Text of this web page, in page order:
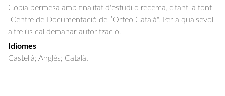
Còpia permesa amb finalitat d'estudi o recerca, citant la font
"Centre de Documentació de l’Orfeó Català". Per a qualsevol
altre ús cal demanar autorització.
Idiomes
Castellà; Anglès; Català.